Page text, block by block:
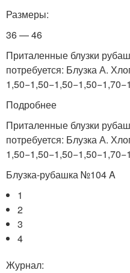
Размеры:
36 — 46
Приталенные блузки
потребуется: Блузка А.
Подробнее
Приталенные блузки
потребуется: Блузка А.
Блузка-рубашка №104 A
1
2
3
4
Журнал: